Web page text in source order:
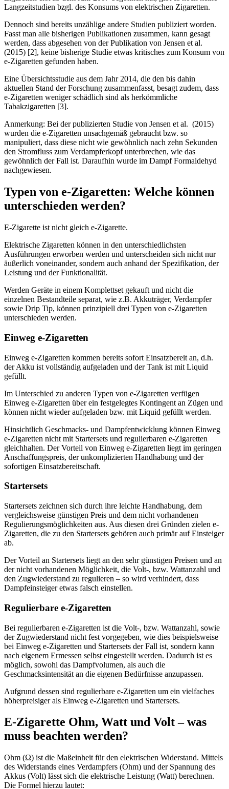
Langzeitstudien bzgl. des Konsums von elektrischen Zigaretten.
Dennoch sind bereits unzählige andere Studien publiziert worden.
Fasst man alle bisherigen Publikationen zusammen, kann gesagt
werden, dass abgesehen von der Publikation von Jensen et al.
(2015) [2], keine bisherige Studie etwas kritisches zum Konsum von
e-Zigaretten gefunden haben.
Eine Übersichtsstudie aus dem Jahr 2014, die den bis dahin
aktuellen Stand der Forschung zusammenfasst, besagt zudem, dass
e-Zigaretten weniger schädlich sind als herkömmliche
Tabakzigaretten [3].
Anmerkung: Bei der publizierten Studie von Jensen et al. (2015)
wurden die e-Zigaretten unsachgemäß gebraucht bzw. so
manipuliert, dass diese nicht wie gewöhnlich nach zehn Sekunden
den Stromfluss zum Verdampferkopf unterbrechen, wie das
gewöhnlich der Fall ist. Daraufhin wurde im Dampf Formaldehyd
nachgewiesen.
Typen von e-Zigaretten: Welche können
unterschieden werden?
E-Zigarette ist nicht gleich e-Zigarette.
Elektrische Zigaretten können in den unterschiedlichsten
Ausführungen erworben werden und unterscheiden sich nicht nur
äußerlich voneinander, sondern auch anhand der Spezifikation, der
Leistung und der Funktionalität.
Werden Geräte in einem Komplettset gekauft und nicht die
einzelnen Bestandteile separat, wie z.B. Akkuträger, Verdampfer
sowie Drip Tip, können prinzipiell drei Typen von e-Zigaretten
unterschieden werden.
Einweg e-Zigaretten
Einweg e-Zigaretten kommen bereits sofort Einsatzbereit an, d.h.
der Akku ist vollständig aufgeladen und der Tank ist mit Liquid
gefüllt.
Im Unterschied zu anderen Typen von e-Zigaretten verfügen
Einweg e-Zigaretten über ein festgelegtes Kontingent an Zügen und
können nicht wieder aufgeladen bzw. mit Liquid gefüllt werden.
Hinsichtlich Geschmacks- und Dampfentwicklung können Einweg
e-Zigaretten nicht mit Startersets und regulierbaren e-Zigaretten
gleichhalten. Der Vorteil von Einweg e-Zigaretten liegt im geringen
Anschaffungspreis, der unkomplizierten Handhabung und der
sofortigen Einsatzbereitschaft.
Startersets
Startersets zeichnen sich durch ihre leichte Handhabung, dem
vergleichsweise günstigen Preis und dem nicht vorhandenen
Regulierungsmöglichkeiten aus. Aus diesen drei Gründen zielen e-
Zigaretten, die zu den Startersets gehören auch primär auf Einsteiger
ab.
Der Vorteil an Startersets liegt an den sehr günstigen Preisen und an
der nicht vorhandenen Möglichkeit, die Volt-, bzw. Wattanzahl und
den Zugwiederstand zu regulieren – so wird verhindert, dass
Dampfeinsteiger etwas falsch einstellen.
Regulierbare e-Zigaretten
Bei regulierbaren e-Zigaretten ist die Volt-, bzw. Wattanzahl, sowie
der Zugwiederstand nicht fest vorgegeben, wie dies beispielsweise
bei Einweg e-Zigaretten und Startersets der Fall ist, sondern kann
nach eigenem Ermessen selbst eingestellt werden. Dadurch ist es
möglich, sowohl das Dampfvolumen, als auch die
Geschmacksintensität an die eigenen Bedürfnisse anzupassen.
Aufgrund dessen sind regulierbare e-Zigaretten um ein vielfaches
höherpreisiger als Einweg e-Zigaretten und Startersets.
E-Zigarette Ohm, Watt und Volt – was
muss beachten werden?
Ohm (Ω) ist die Maßeinheit für den elektrischen Widerstand. Mittels
des Widerstands eines Verdampfers (Ohm) und der Spannung des
Akkus (Volt) lässt sich die elektrische Leistung (Watt) berechnen.
Die Formel hierzu lautet: